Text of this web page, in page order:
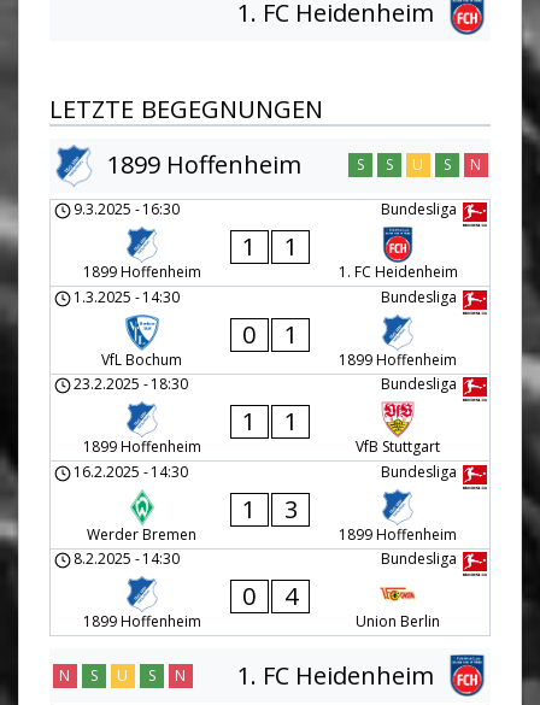
1. FC Heidenheim
LETZTE BEGEGNUNGEN
1899 Hoffenheim
S S U S N
Bundesliga
9.3.2025 -16:30
1899 Hoffenheim
1 1
1. FC Heidenheim
Bundesliga
1.3.2025 -14:30
VfL Bochum
0 1
1899 Hoffenheim
Bundesliga
23.2.2025 -18:30
1899 Hoffenheim
1 1
VfB Stuttgart
Bundesliga
16.2.2025 -14:30
Werder Bremen
1 3
1899 Hoffenheim
Bundesliga
8.2.2025 -14:30
1899 Hoffenheim
0 4
Union Berlin
1. FC Heidenheim
N S U S N